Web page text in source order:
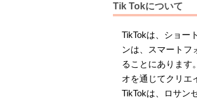
Tik Tokについて
TikTokは、ショー
ンは、スマートフ
ることにあります
オを通じてクリエ
TikTokは、ロサン